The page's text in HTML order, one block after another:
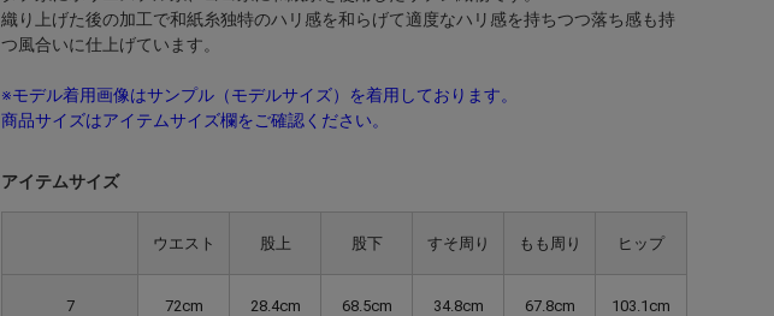
織り上げた後の加工で和紙糸独特のハリ感を和らげて適度なハリ感を持ちつつ落ち感も持
つ風合いに仕上げています。
※モデル着用画像はサンプル（モデルサイズ）を着用しております。
商品サイズはアイテムサイズ欄をご確認ください。
アイテムサイズ
ウエスト 股上 股下 すそ周り もも周り ヒップ
7 72cm 28.4cm 68.5cm 34.8cm 67.8cm 103.1cm